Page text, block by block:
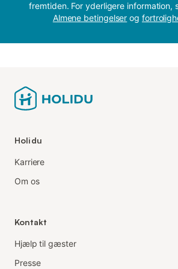
fremtiden. For yderligere information,
Almene betingelser og
Holidu
Karriere
Om os
Kontakt
Hjælp til gæster
Presse